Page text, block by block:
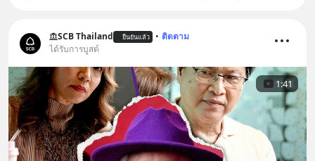
SCB Thailand ยืนยันแล้ว • ติดตาม
ได้รับการบูสต์
1:41